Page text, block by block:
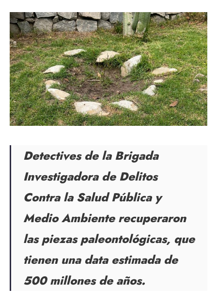
Detectives de la Brigada
Investigadora de Delitos
Contra la Salud Pública y
Medio Ambiente recuperaron
las piezas paleontológicas, que
tienen una data estimada de
500 millones de años.